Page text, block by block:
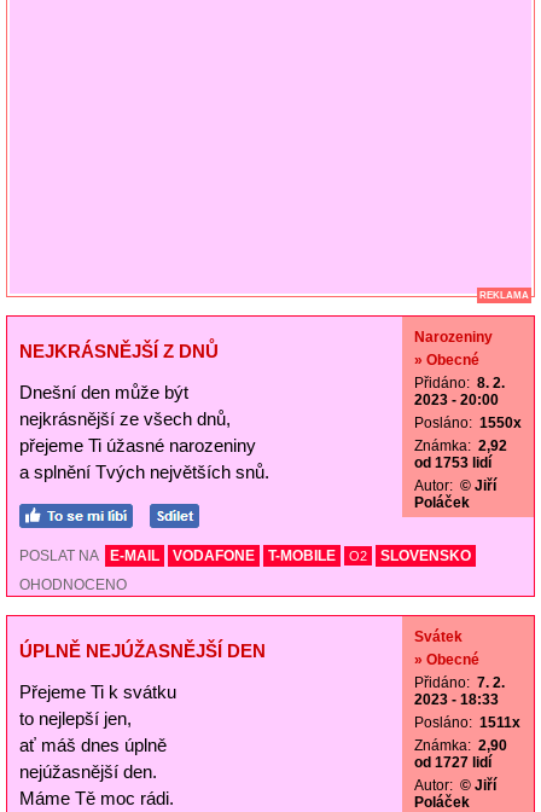
REKLAMA
NEJKRÁSNĚJŠÍ Z DNŮ
Dnešní den může být
nejkrásnější ze všech dnů,
přejeme Ti úžasné narozeniny
a splnění Tvých největších snů.
Narozeniny
» Obecné
Přidáno: 8. 2.
2023 - 20:00
Posláno: 1550x
Známka: 2,92
od 1753 lidí
Autor: © Jiří
Poláček
POSLAT NA E-MAIL VODAFONE T-MOBILE O2
SLOVENSKO
OHODNOCENO
ÚPLNĚ NEJÚŽASNĚJŠÍ DEN
Přejeme Ti k svátku
to nejlepší jen,
ať máš dnes úplně
nejúžasnější den.
Máme Tě moc rádi.
Svátek
» Obecné
Přidáno: 7. 2.
2023 - 18:33
Posláno: 1511x
Známka: 2,90
od 1727 lidí
Autor: © Jiří
Poláček